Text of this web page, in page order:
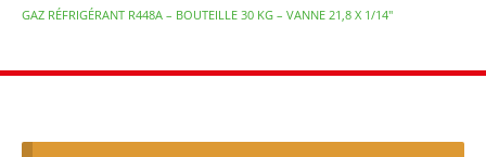
GAZ RÉFRIGÉRANT R448A – BOUTEILLE 30 KG – VANNE 21,8 X 1/14″